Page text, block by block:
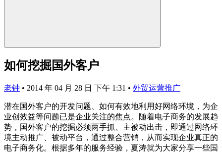
如何挖掘国外客户
老钟 • 2014 年 04 月 28 日 下午 1:31 • 外贸运营推广
潜在国外客户的开发问题、如何有效地利用好网络环境，为企
业创效益等问题已是企业关注的焦点。随着电子商务的发展趋
势，国外客户的挖掘必须两手抓、主被动出击，即通过网络环
境主动推广、被动平台，通过整合营销，从而实现企业真正的
电子商务化。根据多年的服务经验，夏涛就为大家分享一些国